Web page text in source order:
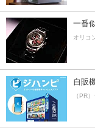
一番
オリコ
自販
（PR